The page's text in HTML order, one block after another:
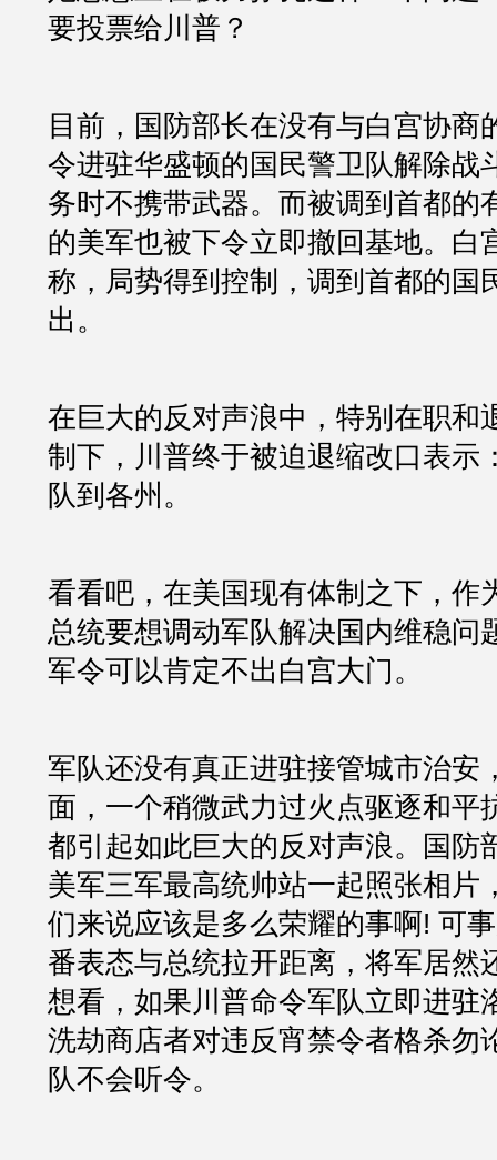
要投票给川普？
目前，国防部长在没有与白宫协商
令进驻华盛顿的国民警卫队解除战
务时不携带武器。而被调到首都的
的美军也被下令立即撤回基地。白
称，局势得到控制，调到首都的国
出。
在巨大的反对声浪中，特别在职和
制下，川普终于被迫退缩改口表示
队到各州。
看看吧，在美国现有体制之下，作
总统要想调动军队解决国内维稳问
军令可以肯定不出白宫大门。
军队还没有真正进驻接管城市治安
面，一个稍微武力过火点驱逐和平
都引起如此巨大的反对声浪。国防
美军三军最高统帅站一起照张相片
们来说应该是多么荣耀的事啊! 可
番表态与总统拉开距离，将军居然
想看，如果川普命令军队立即进驻
洗劫商店者对违反宵禁令者格杀勿
队不会听令。